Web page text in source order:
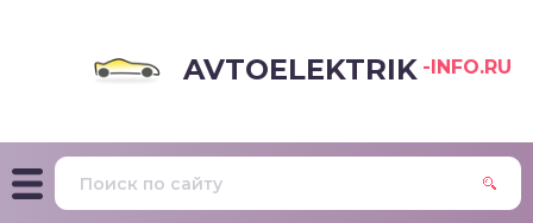
AVTOELEKTRIK -INFO.RU